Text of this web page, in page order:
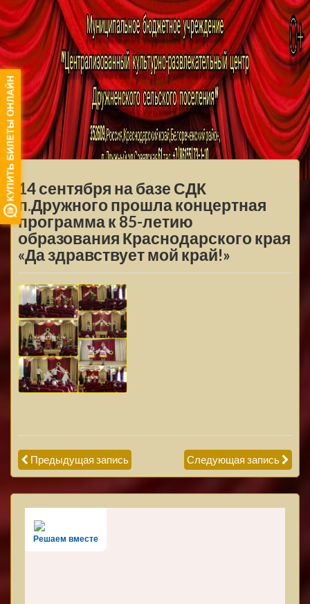
МБУ ЦКРЦ
ДРУЖНЕНСКОГО
СЕЛЬСКОГО
ПОСЕЛЕНИЯ
МЕНЮ
14 сентября на базе СДК
п.Дружного прошла концертная
программа к 85-летию
образования Краснодарского края
«Да здравствует мой край!»
Предыдущая запись Следующая запись
Решаем вместе